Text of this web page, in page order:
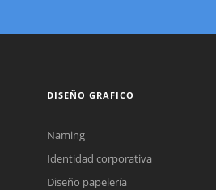
DISEÑO GRAFICO
Naming
Identidad corporativa
Diseño papelería